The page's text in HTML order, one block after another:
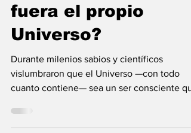
María Mercedes y Vladimir Gessen
9 jul
9 min de lectura
¿Y si el Creador
fuera el propio
Universo?
Durante milenios sabios y científicos
vislumbraron que el Universo —con todo